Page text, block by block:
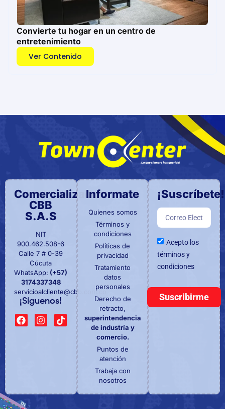
Convierte tu hogar en un centro de
entretenimiento
Ver Contenido
Comercializadora
CBB
S.A.S
NIT
900.462.508-6
Calle 7 # 0-39
Cúcuta
WhatsApp: (+57)
3174337348
servicioalcliente@cbb.com.co
¡Síguenos!
Informate
Quienes somos
Términos y
condiciones
Políticas de
privacidad
Tratamiento
datos
personales
Derecho de
retracto,
superintendencia
de industría y
comercio.
Puntos de
atención
Trabaja con
nosotros
¡Suscríbete!
Acepto los
términos y
condiciones
Suscribirme